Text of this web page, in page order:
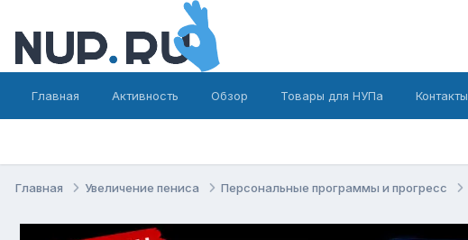
Главная Активность Обзор Товары для НУПа Контакты
Главная Увеличение пениса Персональные программы и прогресс